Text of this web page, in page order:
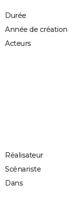
Durée
Année de création
Acteurs
Réalisateur
Scénariste
Dans